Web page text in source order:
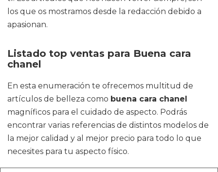
los que os mostramos desde la redacción debido a
apasionan.
Listado top ventas para Buena cara
chanel
En esta enumeración te ofrecemos multitud de
artículos de belleza como buena cara chanel
magníficos para el cuidado de aspecto. Podrás
encontrar varias referencias de distintos modelos de
la mejor calidad y al mejor precio para todo lo que
necesites para tu aspecto físico.